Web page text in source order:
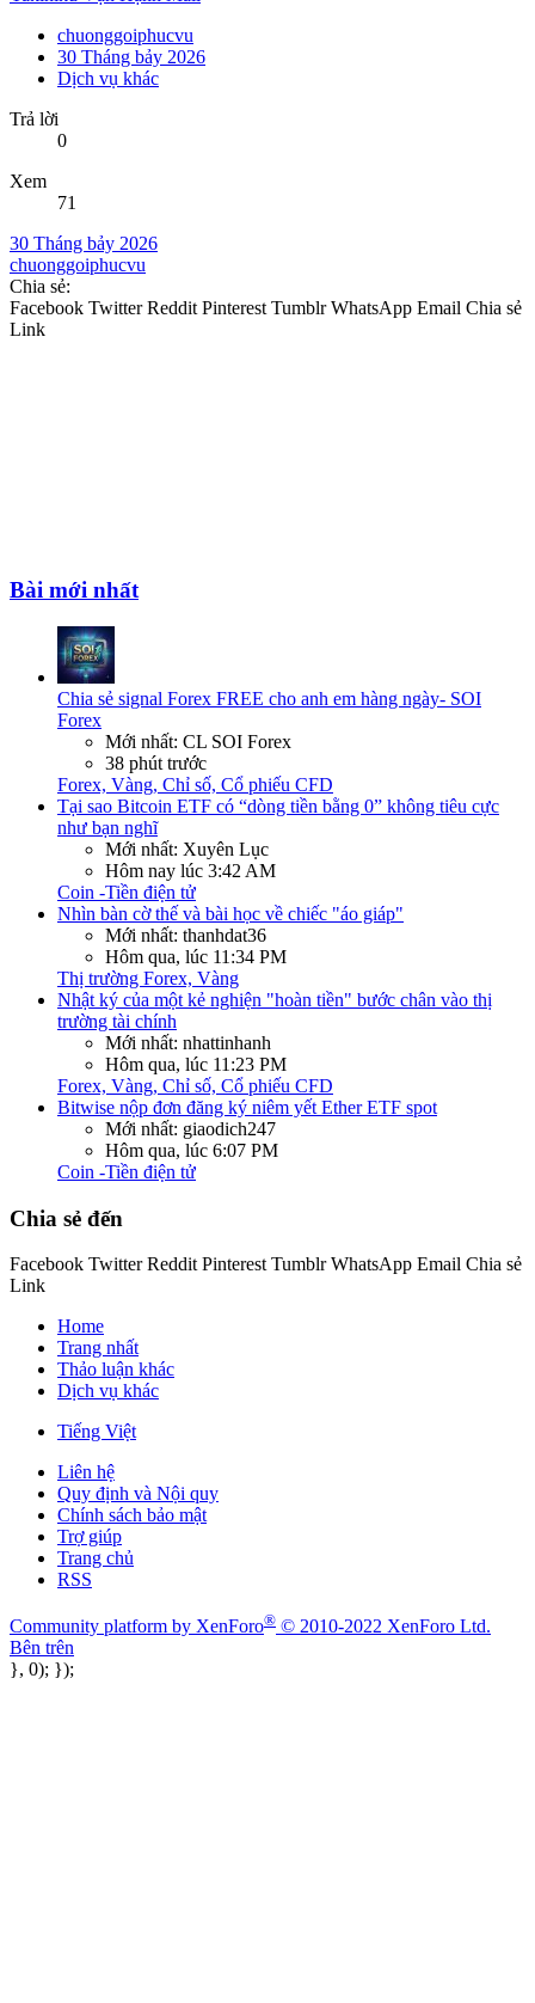
chuonggoiphucvu
30 Tháng bảy 2026
Dịch vụ khác
Trả lời
0
Xem
71
30 Tháng bảy 2026
chuonggoiphucvu
Chia sẻ:
Facebook Twitter Reddit Pinterest Tumblr WhatsApp Email Chia sẻ
Link
Bài mới nhất
Chia sẻ signal Forex FREE cho anh em hàng ngày- SOI
Forex
Mới nhất: CL SOI Forex
38 phút trước
Forex, Vàng, Chỉ số, Cổ phiếu CFD
Tại sao Bitcoin ETF có “dòng tiền bằng 0” không tiêu cực
như bạn nghĩ
Mới nhất: Xuyên Lục
Hôm nay lúc 3:42 AM
Coin -Tiền điện tử
Nhìn bàn cờ thế và bài học về chiếc "áo giáp"
Mới nhất: thanhdat36
Hôm qua, lúc 11:34 PM
Thị trường Forex, Vàng
Nhật ký của một kẻ nghiện "hoàn tiền" bước chân vào thị
trường tài chính
Mới nhất: nhattinhanh
Hôm qua, lúc 11:23 PM
Forex, Vàng, Chỉ số, Cổ phiếu CFD
Bitwise nộp đơn đăng ký niêm yết Ether ETF spot
Mới nhất: giaodich247
Hôm qua, lúc 6:07 PM
Coin -Tiền điện tử
Chia sẻ đến
Facebook Twitter Reddit Pinterest Tumblr WhatsApp Email Chia sẻ
Link
Home
Trang nhất
Thảo luận khác
Dịch vụ khác
Tiếng Việt
Liên hệ
Quy định và Nội quy
Chính sách bảo mật
Trợ giúp
Trang chủ
RSS
Community platform by XenForo® © 2010-2022 XenForo Ltd.
Bên trên
}, 0); });